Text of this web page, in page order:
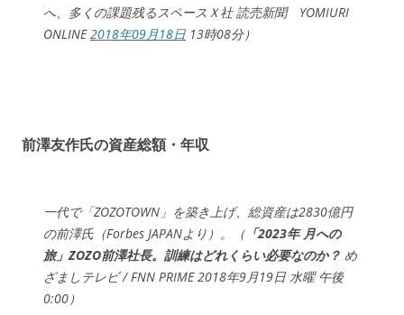
へ、多くの課題残るスペースＸ社 読売新聞 YOMIURI
ONLINE2018年09月18日 13時08分）
前澤友作氏の資産総額・年収
一代で「ZOZOTOWN」を築き上げ、総資産は2830億円
の前澤氏（Forbes JAPANより）。（ 「2023年 月への
旅」ZOZO前澤社長。訓練はどれくらい必要なのか？ め
ざましテレビ / FNN PRIME 2018年9月19日 水曜 午後
0:00）